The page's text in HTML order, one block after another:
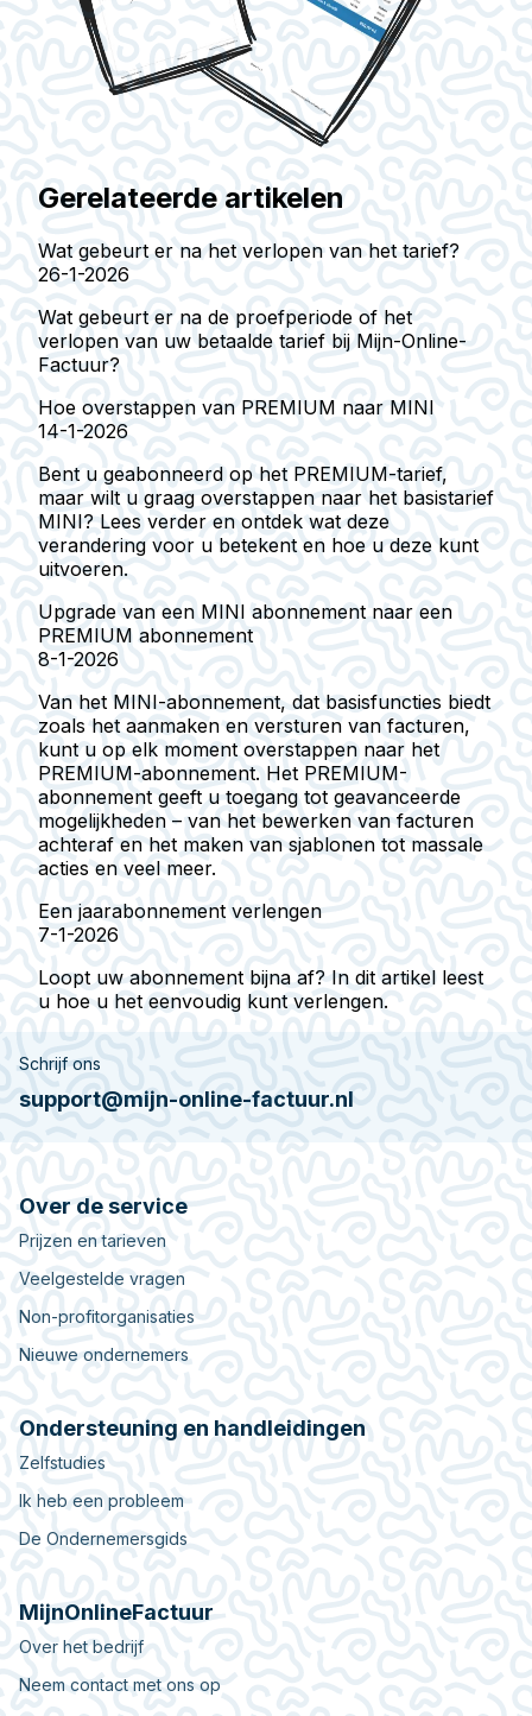
Gerelateerde artikelen
Wat gebeurt er na het verlopen van het tarief?
26-1-2026
Wat gebeurt er na de proefperiode of het
verlopen van uw betaalde tarief bij Mijn-Online-
Factuur?
Hoe overstappen van PREMIUM naar MINI
14-1-2026
Bent u geabonneerd op het PREMIUM-tarief,
maar wilt u graag overstappen naar het basistarief
MINI? Lees verder en ontdek wat deze
verandering voor u betekent en hoe u deze kunt
uitvoeren.
Upgrade van een MINI abonnement naar een
PREMIUM abonnement
8-1-2026
Van het MINI-abonnement, dat basisfuncties biedt
zoals het aanmaken en versturen van facturen,
kunt u op elk moment overstappen naar het
PREMIUM-abonnement. Het PREMIUM-
abonnement geeft u toegang tot geavanceerde
mogelijkheden – van het bewerken van facturen
achteraf en het maken van sjablonen tot massale
acties en veel meer.
Een jaarabonnement verlengen
7-1-2026
Loopt uw abonnement bijna af? In dit artikel leest
u hoe u het eenvoudig kunt verlengen.
Schrijf ons
support@mijn-online-factuur.nl
Over de service
Prijzen en tarieven
Veelgestelde vragen
Non-profitorganisaties
Nieuwe ondernemers
Ondersteuning en handleidingen
Zelfstudies
Ik heb een probleem
De Ondernemersgids
MijnOnlineFactuur
Over het bedrijf
Neem contact met ons op